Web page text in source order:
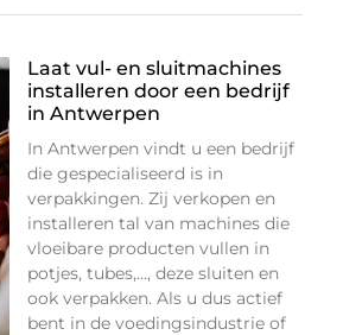
Laat vul- en sluitmachines
installeren door een bedrijf
in Antwerpen
In Antwerpen vindt u een bedrijf
die gespecialiseerd is in
verpakkingen. Zij verkopen en
installeren tal van machines die
vloeibare producten vullen in
potjes, tubes,…, deze sluiten en
ook verpakken. Als u dus actief
bent in de voedingsindustrie of